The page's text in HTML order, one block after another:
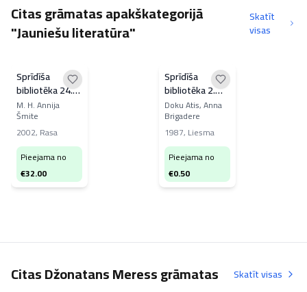
Citas grāmatas apakškategorijā
"Jauniešu literatūra"
Skatīt
visas
Sprīdīša
bibliotēka 24.
Niks no
Naģeņnama
M. H. Annija
Šmite
2002, Rasa
Pieejama no
€32.00
Sprīdīša
bibliotēka 2.
Mans dzīves
rīts. Anneles
stāsti
Doku Atis, Anna
Brigadere
1987, Liesma
Pieejama no
€0.50
Citas Džonatans Meress grāmatas Skatīt visas